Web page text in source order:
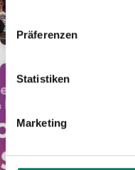
Präferenzen
Statistiken
Marketing